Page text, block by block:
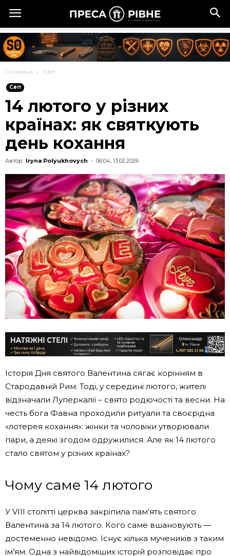
Головна Cвіт
Cвіт
14 лютого у різних
країнах: як святкують
день кохання
Автор: Iryna Polyukhovych - 06:04, 13.02.2026
Історія Дня святого Валентина сягає корінням в
Стародавній Рим. Тоді, у середині лютого, жителі
відзначали Луперкалії – свято родючості та весни. На
честь бога Фавна проходили ритуали та своєрідна
«лотерея кохання»: жінки та чоловіки утворювали
пари, а деякі згодом одружилися. Але як 14 лютого
стало святом у різних країнах?
Чому саме 14 лютого
У VIII столітті церква закріпила пам’ять святого
Валентина за 14 лютого. Кого саме вшановують —
достеменно невідомо. Існує кілька мучеників з таким
ім’ям. Одна з найвідоміших історій розповідає про